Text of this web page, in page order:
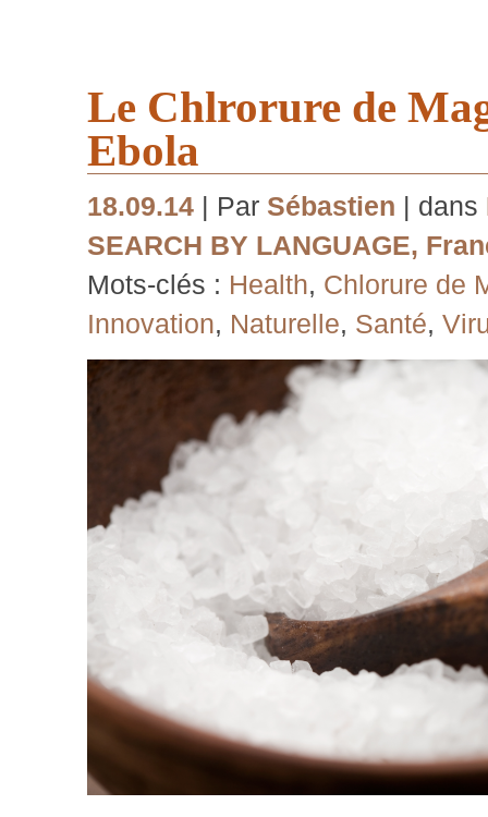
Le Chlrorure de
Ebola
18.09.14 | Par Sébastien | dans
SEARCH BY LANGUAGE,
Mots-clés : Health, Chlorure de
Innovation, Naturelle, Santé,